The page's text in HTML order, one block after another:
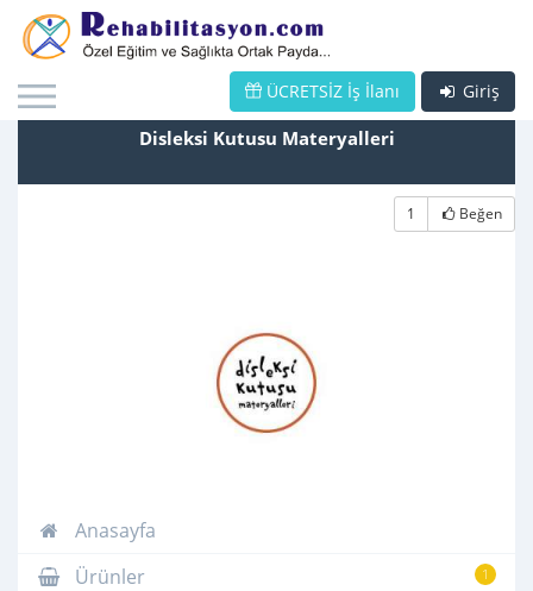
Giriş
ÜCRETSİZ İş İlanı
Disleksi Kutusu Materyalleri
1 Beğen
Anasayfa
1
Ürünler